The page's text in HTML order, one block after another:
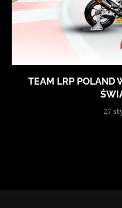
TEAM LRP POLAND
27